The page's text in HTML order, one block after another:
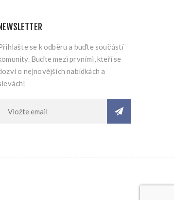
NEWSLETTER
se k odběru a buďte součástí
Buďte mezi prvními, kteří se
o nejnovějších nabídkách a